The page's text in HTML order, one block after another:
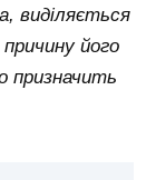
виділяється
його
призначить